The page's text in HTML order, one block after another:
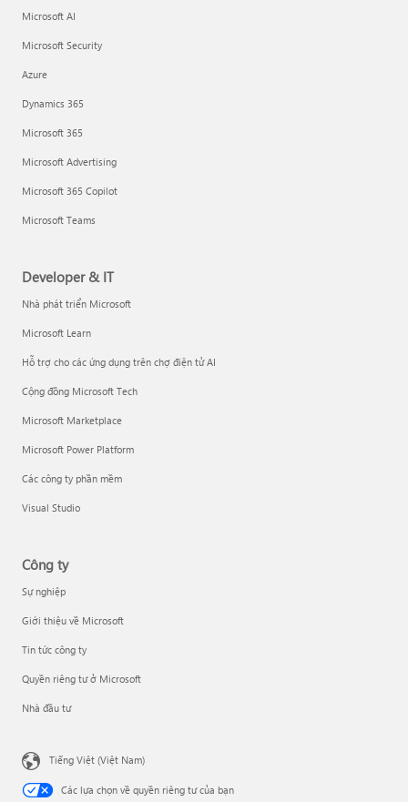
Microsoft AI
Microsoft Security
Azure
Dynamics 365
Microsoft 365
Microsoft Advertising
Microsoft 365 Copilot
Microsoft Teams
Developer & IT
Nhà phát triển Microsoft
Microsoft Learn
Hỗ trợ cho các ứng dụng trên chợ điện tử AI
Cộng đồng Microsoft Tech
Microsoft Marketplace
Microsoft Power Platform
Các công ty phần mềm
Visual Studio
Công ty
Sự nghiệp
Giới thiệu về Microsoft
Tin tức công ty
Quyền riêng tư ở Microsoft
Nhà đầu tư
Tiếng Việt (Việt Nam)
Các lựa chọn về quyền riêng tư của bạn